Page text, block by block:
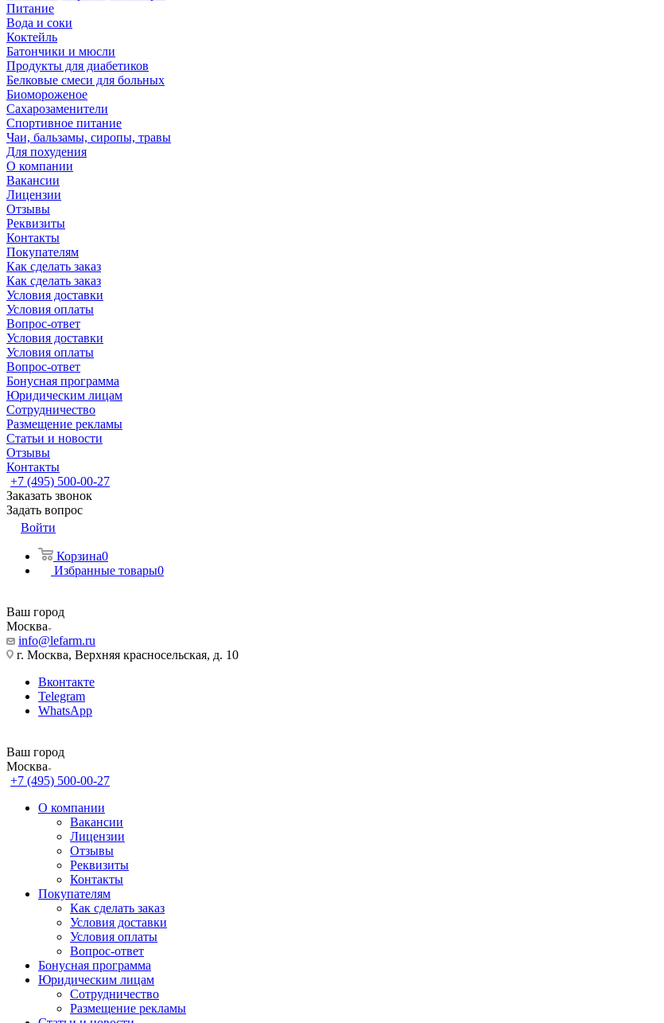
Питание
Вода и соки
Коктейль
Батончики и мюсли
Продукты для диабетиков
Белковые смеси для больных
Биомороженое
Сахарозаменители
Спортивное питание
Чаи, бальзамы, сиропы, травы
Для похудения
О компании
Вакансии
Лицензии
Отзывы
Реквизиты
Контакты
Покупателям
Как сделать заказ
Как сделать заказ
Условия доставки
Условия оплаты
Вопрос-ответ
Условия доставки
Условия оплаты
Вопрос-ответ
Бонусная программа
Юридическим лицам
Сотрудничество
Размещение рекламы
Статьи и новости
Отзывы
Контакты
+7 (495) 500-00-27
Заказать звонок
Задать вопрос
Войти
Корзина0
Избранные товары0
Ваш город
Москва
info@lefarm.ru
г. Москва, Верхняя красносельская, д. 10
Вконтакте
Telegram
WhatsApp
Ваш город
Москва
+7 (495) 500-00-27
О компании
Вакансии
Лицензии
Отзывы
Реквизиты
Контакты
Покупателям
Как сделать заказ
Условия доставки
Условия оплаты
Вопрос-ответ
Бонусная программа
Юридическим лицам
Сотрудничество
Размещение рекламы